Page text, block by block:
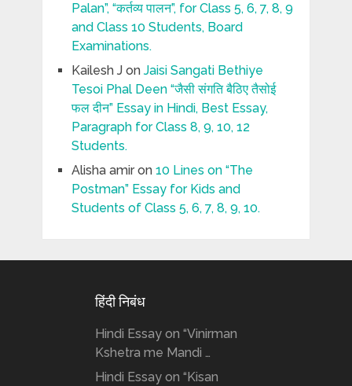
Palan”, “कर्तव्य पालन”, for Class 5, 6, 7, 8, 9
and Class 10 Students, Board
Examinations.
Kailesh Jon Jaisi Sangati Bethiye
Tesoi Phal Deen “जैसी संगति बैठिए तैसोई
फल दीन” Essay in Hindi, Best Essay,
Paragraph for Class 8, 9, 10, 12
Students.
Alisha amiron 10 Lines on “The
Postman” Essay for Kids and
Students of Class 5, 6, 7, 8, 9, 10.
हिंदी निबंध
Hindi Essay on “Vinirman
Kshetra me Mandi …
Hindi Essay on “Kisan